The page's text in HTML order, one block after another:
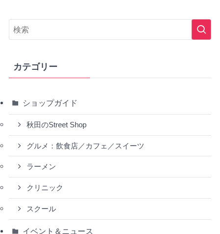
カテゴリー
ショップガイド
秋田のStreet Shop
グルメ：飲食店／カフェ／スイーツ
ラーメン
クリニック
スクール
イベント＆ニュース